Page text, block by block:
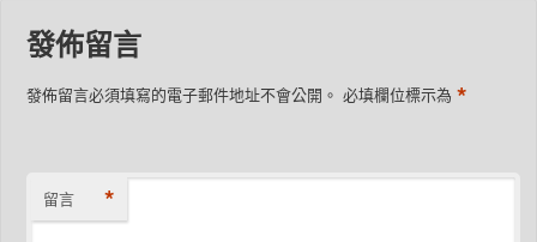
發佈留言
發佈留言必須填寫的電子郵件地址不會公開。 必填欄位標示為*
留言 *